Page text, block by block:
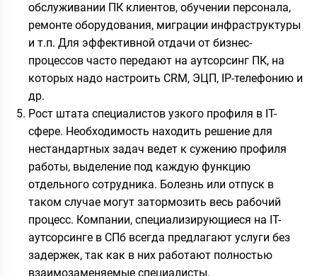
обслуживании ПК клиентов, обучении персонала,
ремонте оборудования, миграции инфраструктуры
и т.п. Для эффективной отдачи от бизнес-
процессов часто передают на аутсорсинг ПК, на
которых надо настроить CRM, ЭЦП, IP-телефонию и
др.
Рост штата специалистов узкого профиля в IT-
сфере. Необходимость находить решение для
нестандартных задач ведет к сужению профиля
работы, выделение под каждую функцию
отдельного сотрудника. Болезнь или отпуск в
таком случае могут затормозить весь рабочий
процесс. Компании, специализирующиеся на IT-
аутсорсинге в СПб всегда предлагают услуги без
задержек, так как в них работают полностью
взаимозаменяемые специалисты.